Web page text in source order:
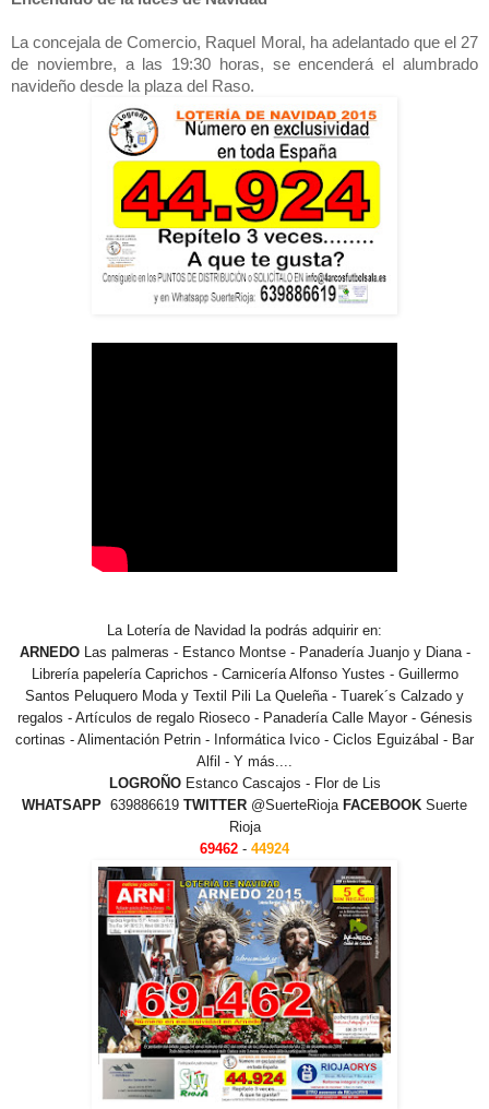
La concejala de Comercio, Raquel Moral, ha adelantado que el 27
de noviembre, a las 19:30 horas, se encenderá el alumbrado
navideño desde la plaza del Raso.
La Lotería de Navidad la podrás adquirir en:
ARNEDO Las palmeras - Estanco Montse - Panadería Juanjo y Diana -
Librería papelería Caprichos - Carnicería Alfonso Yustes - Guillermo
Santos Peluquero Moda y Textil Pili La Queleña - Tuarek´s Calzado y
regalos - Artículos de regalo Rioseco - Panadería Calle Mayor - Génesis
cortinas - Alimentación Petrin - Informática Ivico - Ciclos Eguizábal - Bar
Alfil - Y más....
LOGROÑO Estanco Cascajos - Flor de Lis
WHATSAPP 639886619 TWITTER @SuerteRioja FACEBOOK Suerte
Rioja
69462 - 44924